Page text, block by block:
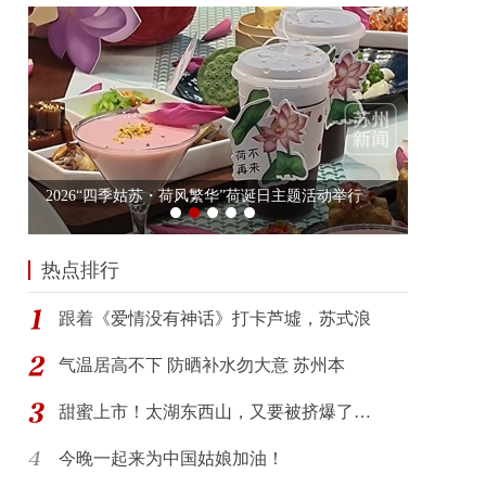
热点排行
跟着《爱情没有神话》打卡芦墟，苏式浪
气温居高不下 防晒补水勿大意 苏州本
甜蜜上市！太湖东西山，又要被挤爆了…
今晚一起来为中国姑娘加油！